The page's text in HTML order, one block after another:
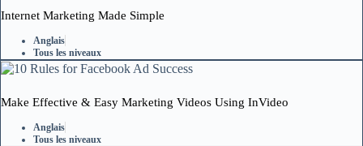
Internet Marketing Made Simple
Anglais
Tous les niveaux
Make Effective & Easy Marketing Videos Using InVideo
Anglais
Tous les niveaux